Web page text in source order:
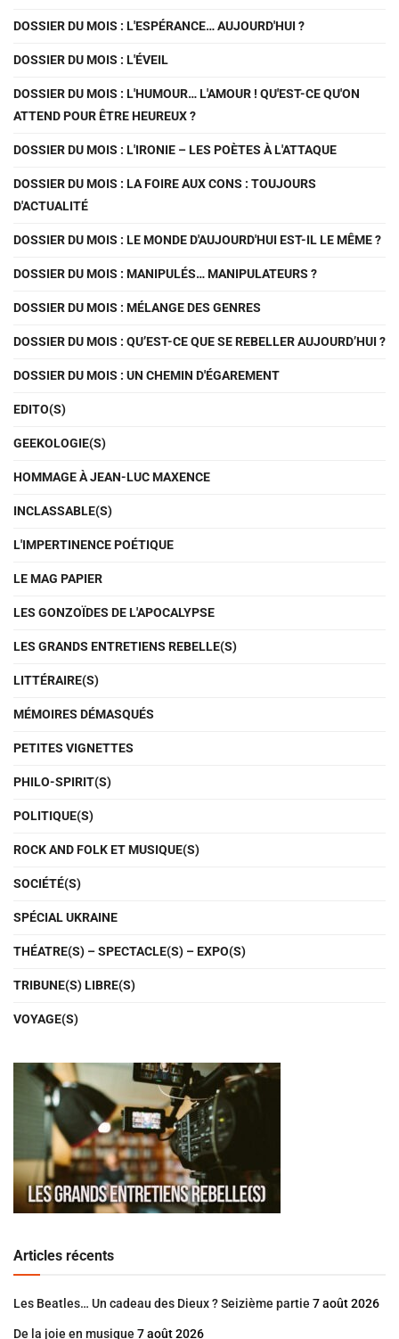
DOSSIER DU MOIS : L'ESPÉRANCE… AUJOURD'HUI ?
DOSSIER DU MOIS : L'ÉVEIL
DOSSIER DU MOIS : L'HUMOUR… L'AMOUR ! QU'EST-CE QU'ON
ATTEND POUR ÊTRE HEUREUX ?
DOSSIER DU MOIS : L'IRONIE – LES POÈTES À L'ATTAQUE
DOSSIER DU MOIS : LA FOIRE AUX CONS : TOUJOURS
D'ACTUALITÉ
DOSSIER DU MOIS : LE MONDE D'AUJOURD'HUI EST-IL LE MÊME ?
DOSSIER DU MOIS : MANIPULÉS… MANIPULATEURS ?
DOSSIER DU MOIS : MÉLANGE DES GENRES
DOSSIER DU MOIS : QU’EST-CE QUE SE REBELLER AUJOURD’HUI ?
DOSSIER DU MOIS : UN CHEMIN D'ÉGAREMENT
EDITO(S)
GEEKOLOGIE(S)
HOMMAGE À JEAN-LUC MAXENCE
INCLASSABLE(S)
L'IMPERTINENCE POÉTIQUE
LE MAG PAPIER
LES GONZOÏDES DE L'APOCALYPSE
LES GRANDS ENTRETIENS REBELLE(S)
LITTÉRAIRE(S)
MÉMOIRES DÉMASQUÉS
PETITES VIGNETTES
PHILO-SPIRIT(S)
POLITIQUE(S)
ROCK AND FOLK ET MUSIQUE(S)
SOCIÉTÉ(S)
SPÉCIAL UKRAINE
THÉATRE(S) – SPECTACLE(S) – EXPO(S)
TRIBUNE(S) LIBRE(S)
VOYAGE(S)
Articles récents
Les Beatles… Un cadeau des Dieux ? Seizième partie 7 août 2026
De la joie en musique 7 août 2026